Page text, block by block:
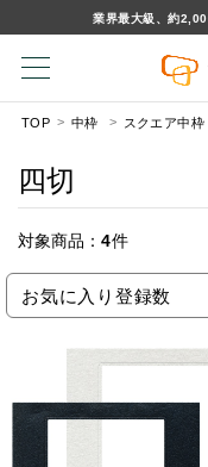
業界最大級、約
TOP 中枠 スクエア中枠
四切
対象商品： 4件
お気に入り登録数